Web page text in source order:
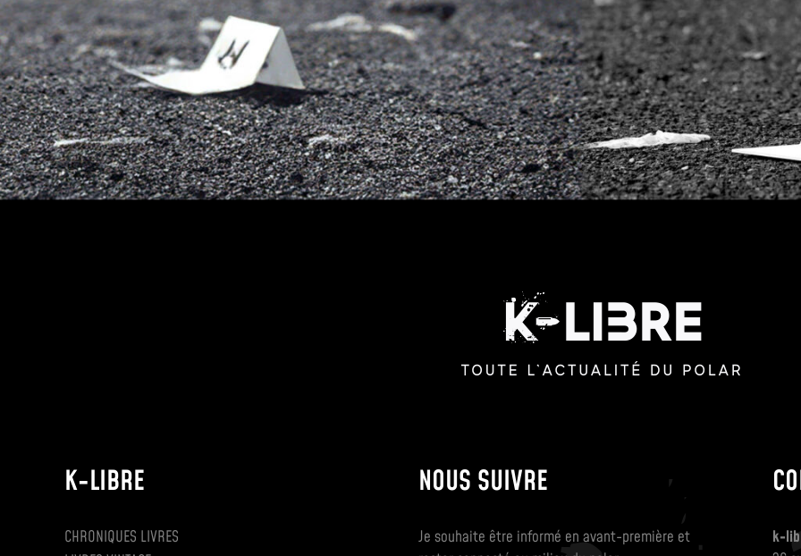
K-LIBRE
CHRONIQUES LIVRES
NOUS SUIVRE
Je souhaite être informé en avant-première et
k-